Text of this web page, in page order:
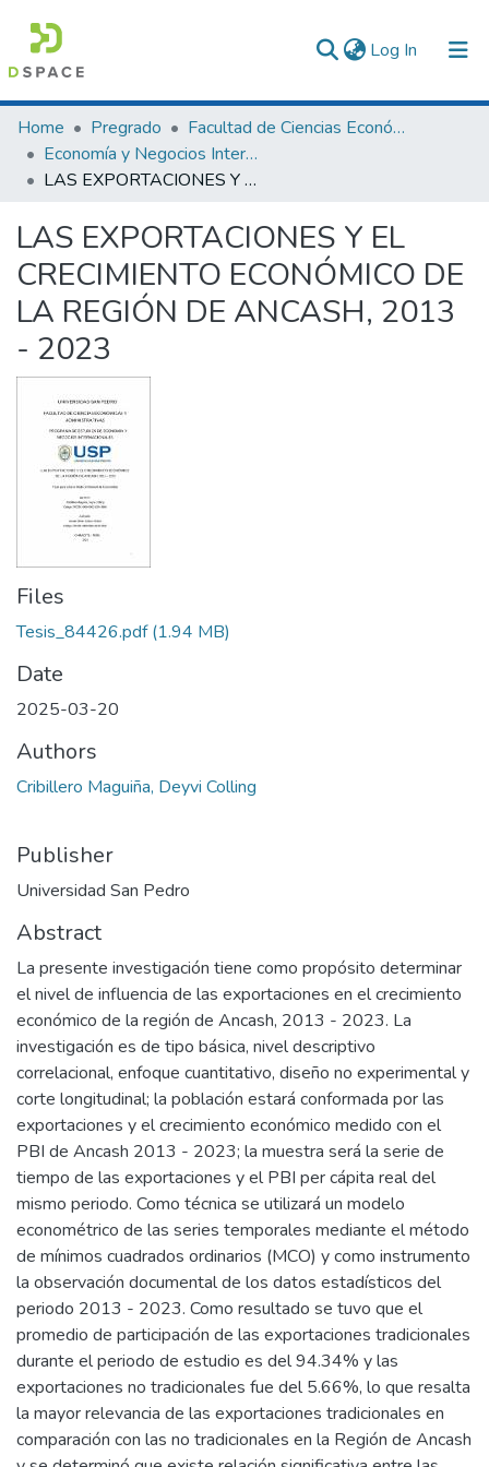
Log In (current)
Communities & Collections
All of DSpace
Home Pregrado
Facultad de Ciencias Económicas y Administrativas
Economía y Negocios Internacionales
LAS EXPORTACIONES Y EL CRECIMIENTO ECONÓMICO DE LA REGIÓN DE ANCASH, 2013 - 2023
LAS EXPORTACIONES Y EL
CRECIMIENTO ECONÓMICO DE
LA REGIÓN DE ANCASH, 2013
- 2023
Files
Tesis_84426.pdf(1.94 MB)
Date
2025-03-20
Authors
Cribillero Maguiña, Deyvi Colling
Publisher
Universidad San Pedro
Abstract
La presente investigación tiene como propósito determinar
el nivel de influencia de las exportaciones en el crecimiento
económico de la región de Ancash, 2013 - 2023. La
investigación es de tipo básica, nivel descriptivo
correlacional, enfoque cuantitativo, diseño no experimental y
corte longitudinal; la población estará conformada por las
exportaciones y el crecimiento económico medido con el
PBI de Ancash 2013 - 2023; la muestra será la serie de
tiempo de las exportaciones y el PBI per cápita real del
mismo periodo. Como técnica se utilizará un modelo
econométrico de las series temporales mediante el método
de mínimos cuadrados ordinarios (MCO) y como instrumento
la observación documental de los datos estadísticos del
periodo 2013 - 2023. Como resultado se tuvo que el
promedio de participación de las exportaciones tradicionales
durante el periodo de estudio es del 94.34% y las
exportaciones no tradicionales fue del 5.66%, lo que resalta
la mayor relevancia de las exportaciones tradicionales en
comparación con las no tradicionales en la Región de Ancash